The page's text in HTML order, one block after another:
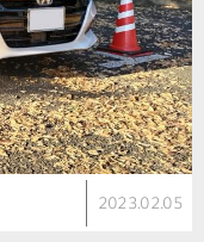
2023.02.05